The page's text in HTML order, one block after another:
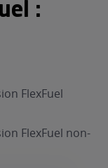
:
FlexFuel
FlexFuel non-